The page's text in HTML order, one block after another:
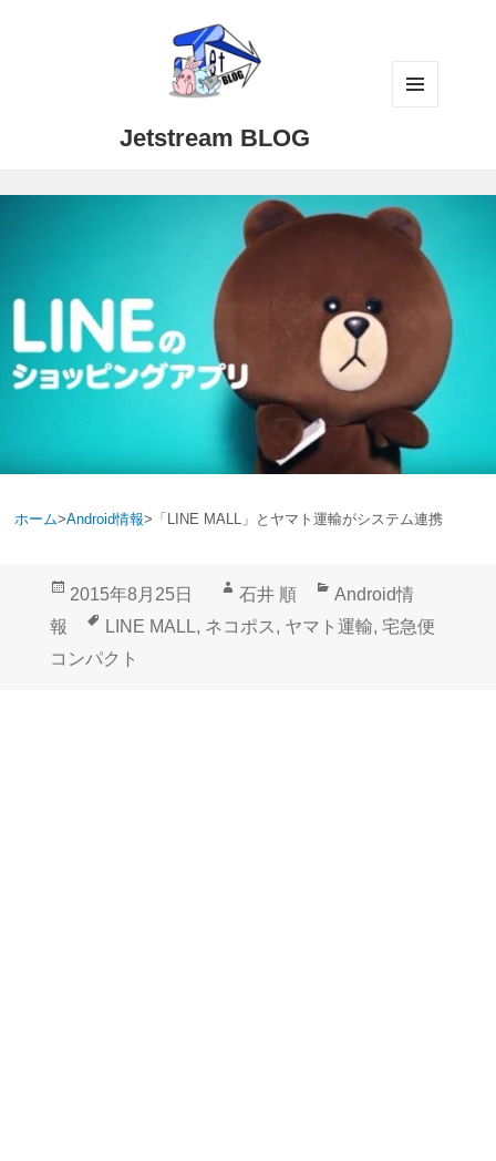
Jetstream BLOG
ホーム>Android情報> 「LINE MALL」とヤマト運輸がシステム連携
投
日:
2015年8月25日
作
成
石井 順
カ
テ
Android情
報
タ
グ
LINE MALL, ネコポス, ヤマト運輸, 宅急便
コンパクト